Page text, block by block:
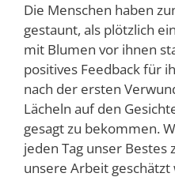
Die Menschen haben
gestaunt, als plötzlich
mit Blumen vor ihnen
positives Feedback für
nach der ersten
Lächeln auf den
gesagt zu bekommen.
jeden Tag unser Bestes
unsere Arbeit geschätzt